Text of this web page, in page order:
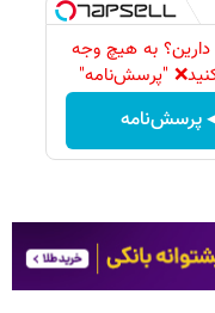
دارین؟ به هیچ وجه
"پرسش‌نامه"
پرسش‌نامه